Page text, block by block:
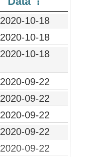
2020-10-18
2020-10-18
2020-10-18
2020-09-22
2020-09-22
2020-09-22
2020-09-22
2020-09-22